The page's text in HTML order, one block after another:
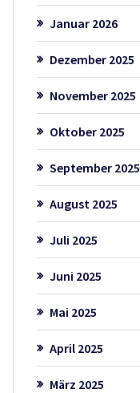
Januar 2026
Dezember 2025
November 2025
Oktober 2025
September 2025
August 2025
Juli 2025
Juni 2025
Mai 2025
April 2025
März 2025